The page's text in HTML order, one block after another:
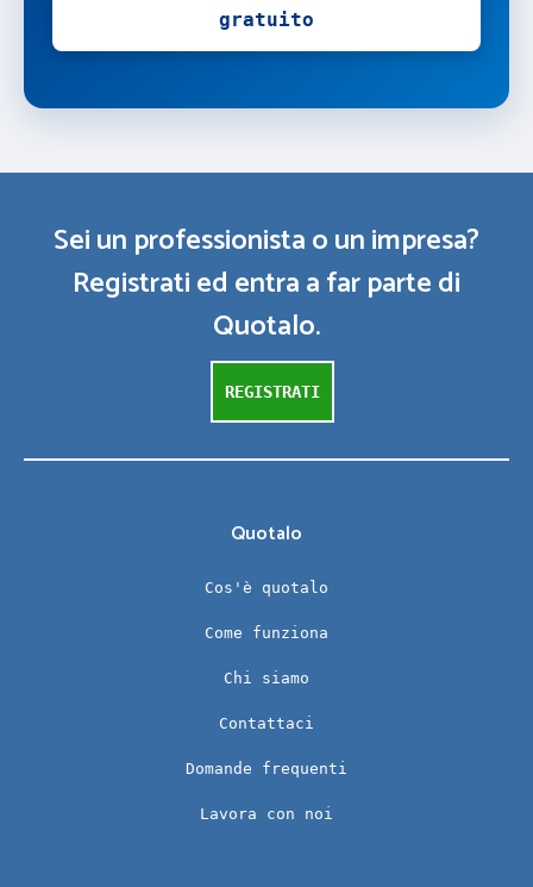
gratuito
Sei un professionista o un impresa?
Registrati ed entra a far parte di
Quotalo.
REGISTRATI
Quotalo
Cos'è quotalo
Come funziona
Chi siamo
Contattaci
Domande frequenti
Lavora con noi